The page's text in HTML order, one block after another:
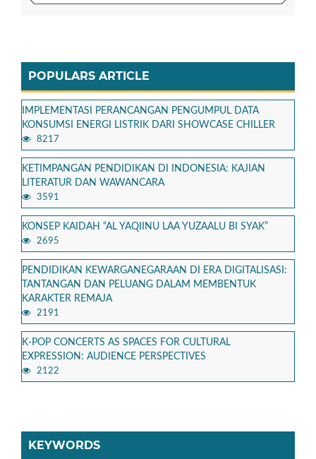
POPULARS ARTICLE
IMPLEMENTASI PERANCANGAN PENGUMPUL DATA
KONSUMSI ENERGI LISTRIK DARI SHOWCASE CHILLER
8217
KETIMPANGAN PENDIDIKAN DI INDONESIA: KAJIAN
LITERATUR DAN WAWANCARA
3591
KONSEP KAIDAH “AL YAQIINU LAA YUZAALU BI SYAK”
2695
PENDIDIKAN KEWARGANEGARAAN DI ERA DIGITALISASI:
TANTANGAN DAN PELUANG DALAM MEMBENTUK
KARAKTER REMAJA
2191
K-POP CONCERTS AS SPACES FOR CULTURAL
EXPRESSION: AUDIENCE PERSPECTIVES
2122
KEYWORDS